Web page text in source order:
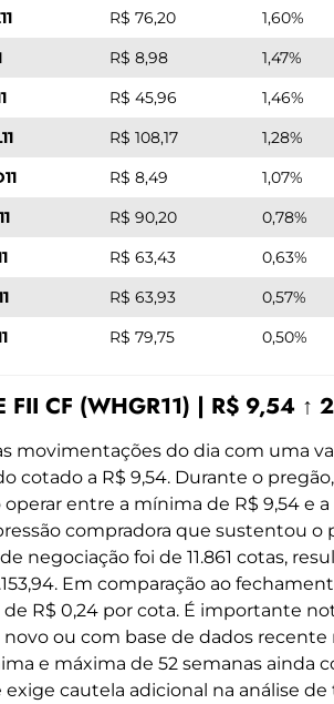
R$ 76,20
1,60%
R$ 8,98
1,47%
R$ 45,96
1,46%
R$ 108,17
1,28%
R$ 8,49
1,07%
R$ 90,20
0,78%
R$ 63,43
0,63%
R$ 63,93
0,57%
R$ 79,75 0,50%
FII CF (WHGR11) | R$ 9,54 ↑
movimentações do dia com uma
cotado a R$ 9,54. Durante o
entre a mínima de R$ 9,54 e
compradora que sustentou o
negociação foi de 11.861 cotas,
Em comparação ao
R$ 0,24 por cota. É importante
ou com base de dados recente
e máxima de 52 semanas ainda
cautela adicional na análise